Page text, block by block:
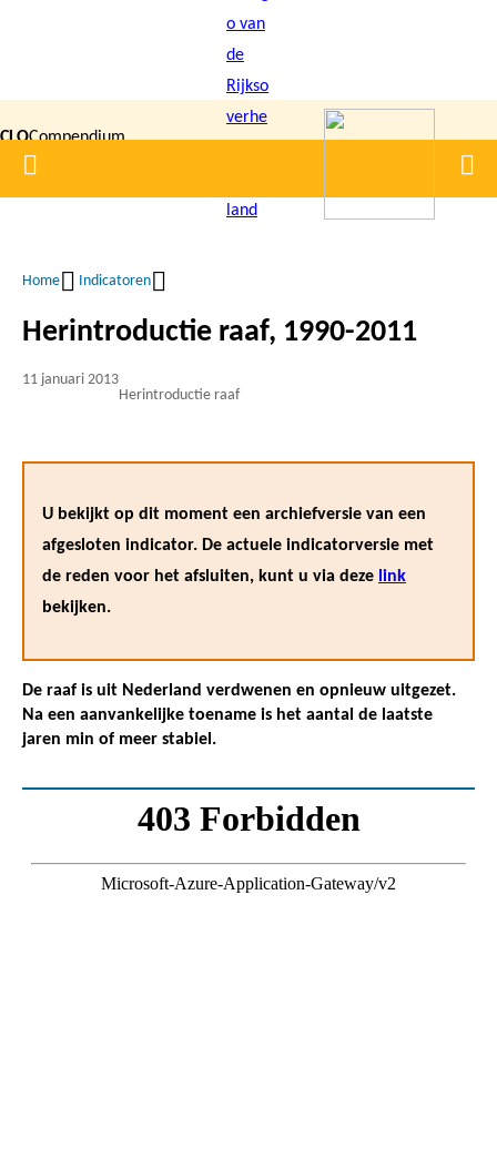
inhoud
gaan
CLOCompendium
voor de
Home
Kruimelpad
Home Indicatoren
Herintroductie raaf, 1990-2011
11 januari 2013
Herintroductie raaf
U bekijkt op dit moment een archiefversie van een
afgesloten indicator. De actuele indicatorversie met
de reden voor het afsluiten, kunt u via deze link
bekijken.
De raaf is uit Nederland verdwenen en opnieuw uitgezet.
Na een aanvankelijke toename is het aantal de laatste
jaren min of meer stabiel.